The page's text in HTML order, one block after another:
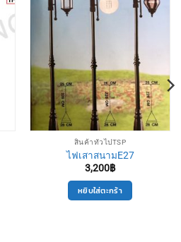
สินค้าทั่วไปTSP
ไฟเสาสนามE27
3,200฿
หยิบใส่ตะกร้า